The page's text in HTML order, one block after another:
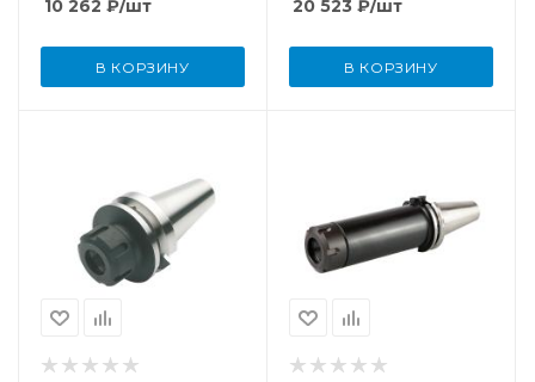
10 262 ₽/шт
В КОРЗИНУ
20 523 ₽/шт
В КОРЗИНУ